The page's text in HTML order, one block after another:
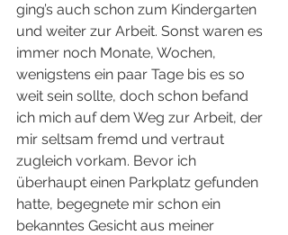
ging’s auch schon zum Kindergarten
und weiter zur Arbeit. Sonst waren es
immer noch Monate, Wochen,
wenigstens ein paar Tage bis es so
weit sein sollte, doch schon befand
ich mich auf dem Weg zur Arbeit, der
mir seltsam fremd und vertraut
zugleich vorkam. Bevor ich
überhaupt einen Parkplatz gefunden
hatte, begegnete mir schon ein
bekanntes Gesicht aus meiner